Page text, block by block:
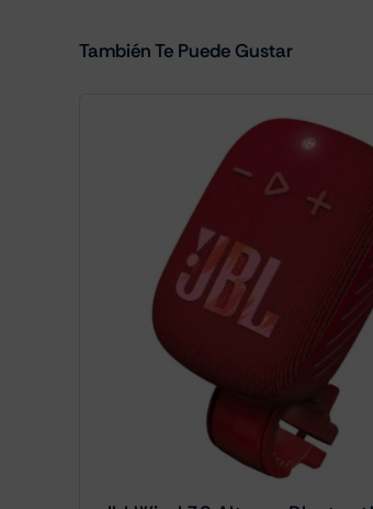
También Te Puede Gustar